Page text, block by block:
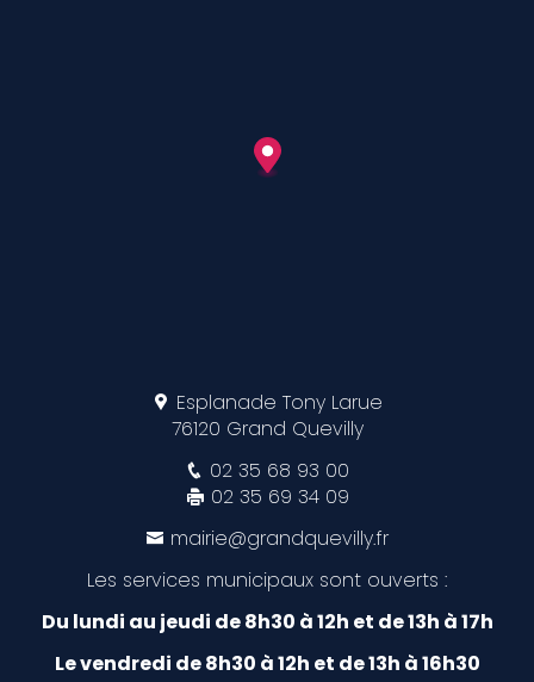
Esplanade Tony Larue
76120 Grand Quevilly
02 35 68 93 00
02 35 69 34 09
mairie@grandquevilly.fr
Les services municipaux sont ouverts :
Du lundi au jeudi de 8h30 à 12h et de 13h à 17h
Le vendredi de 8h30 à 12h et de 13h à 16h30